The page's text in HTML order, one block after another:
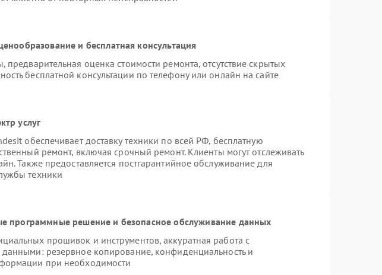
и бесплатная консультация
предварительная оценка стоимости ремонта, отсутствие скрытых
бесплатной консультации по телефону или онлайн на сайте
услуг
обеспечивает доставку техники по всей РФ, бесплатную
ремонт, включая срочный ремонт. Клиенты могут отслеживать
Также предоставляется постгарантийное обслуживание для
техники
программные решение и безопасное обслуживание данных
прошивок и инструментов, аккуратная работа с
данными: резервное копирование, конфиденциальность и
при необходимости